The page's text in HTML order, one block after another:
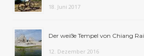
18. Juni 2017
Der weiße Tempel von Chiang Rai
12. Dezember 2016